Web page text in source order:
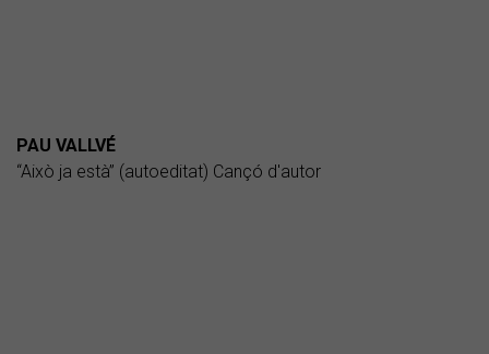
PAU VALLVÉ
“Això ja està” (autoeditat) Cançó d'autor